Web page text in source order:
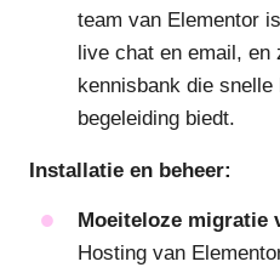
team van Elementor
live chat en email, en
kennisbank die
begeleiding biedt.
Installatie en beheer:
Moeiteloze migratie
Hosting van